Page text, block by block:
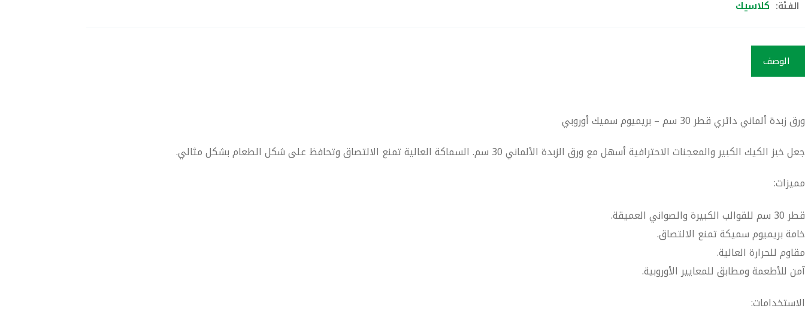
الفئة: كلاسيك
الوصف
ورق زبدة ألماني دائري قطر 30 سم – بريميوم سميك أوروبي
جعل خبز الكيك الكبير والمعجنات الاحترافية أسهل مع ورق الزبدة الألماني 30 سم
. السماكة العالية تمنع الالتصاق وتحافظ على شكل الطعام بشكل مثالي.
مميزات:
قطر 30 سم للقوالب الكبيرة والصواني العميقة.
خامة بريميوم سميكة تمنع الالتصاق.
مقاوم للحرارة العالية.
آمن للأطعمة ومطابق للمعايير الأوروبية.
الاستخدامات: